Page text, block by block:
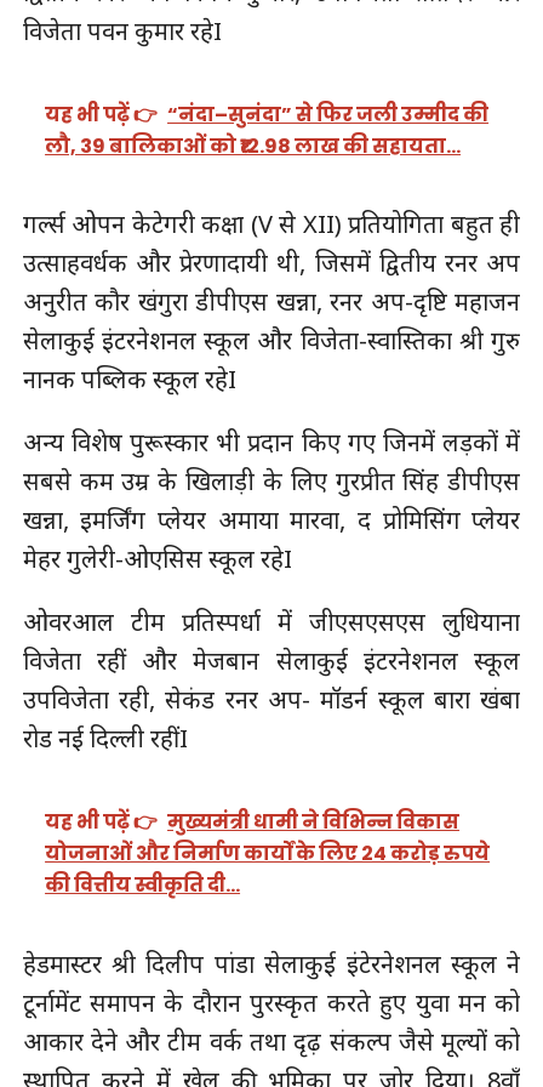
विजेता पवन कुमार रहेI
यह भी पढ़ें 👉 “नंदा–सुनंदा” से फिर जली उम्मीद की
लौ, 39 बालिकाओं को ₹12.98 लाख की सहायता…
गर्ल्स ओपन केटेगरी कक्षा (V से XII) प्रतियोगिता बहुत ही
उत्साहवर्धक और प्रेरणादायी थी, जिसमें द्वितीय रनर अप
अनुरीत कौर खंगुरा डीपीएस खन्ना, रनर अप-दृष्टि महाजन
सेलाकुई इंटरनेशनल स्कूल और विजेता-स्वास्तिका श्री गुरु
नानक पब्लिक स्कूल रहेI
अन्य विशेष पुरूस्कार भी प्रदान किए गए जिनमें लड़कों में
सबसे कम उम्र के खिलाड़ी के लिए गुरप्रीत सिंह डीपीएस
खन्ना, इमर्जिंग प्लेयर अमाया मारवा, द प्रोमिसिंग प्लेयर
मेहर गुलेरी-ओएसिस स्कूल रहेI
ओवरआल टीम प्रतिस्पर्धा में जीएसएसएस लुधियाना
विजेता रहीं और मेजबान सेलाकुई इंटरनेशनल स्कूल
उपविजेता रही, सेकंड रनर अप- मॉडर्न स्कूल बारा खंबा
रोड नई दिल्ली रहींI
यह भी पढ़ें 👉 मुख्यमंत्री धामी ने विभिन्न विकास
योजनाओं और निर्माण कार्यों के लिए 24 करोड़ रुपये
की वित्तीय स्वीकृति दी…
हेडमास्टर श्री दिलीप पांडा सेलाकुई इंटेरनेशनल स्कूल ने
टूर्नामेंट समापन के दौरान पुरस्कृत करते हुए युवा मन को
आकार देने और टीम वर्क तथा दृढ़ संकल्प जैसे मूल्यों को
स्थापित करने में खेल की भूमिका पर जोर दिया। 8वाँ